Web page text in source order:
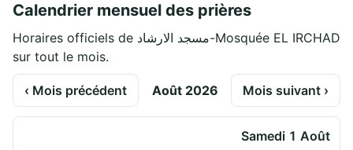
Calendrier mensuel des prières
Horaires officiels de مسجد الارشاد-Mosquée EL IRCHAD
sur tout le mois.
‹ Mois précédent Août 2026 Mois suivant ›
Samedi 1 Août